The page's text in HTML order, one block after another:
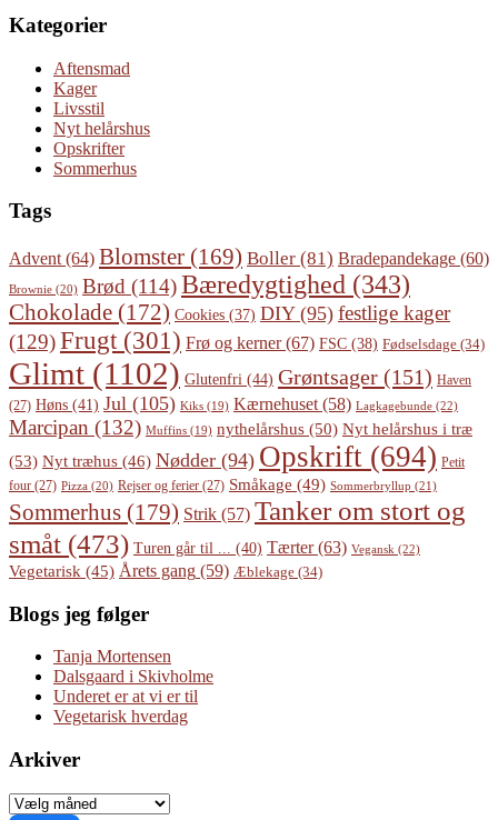
Kategorier
Aftensmad
Kager
Livsstil
Nyt helårshus
Opskrifter
Sommerhus
Tags
Advent (64) Blomster (169) Boller (81) Bradepandekage (60)
Brownie (20) Brød (114)Bæredygtighed (343)
Chokolade (172) Cookies (37) DIY(95) festlige kager
(129)Frugt (301) Frø og kerner(67) FSC (38) Fødselsdage (34)
Glimt (1102) Glutenfri (44) Grøntsager (151) Haven
(27) Høns (41) Jul (105) Kiks (19) Kærnehuset (58) Lagkagebunde (22)
Marcipan (132) Muffins (19) nythelårshus (50) Nyt helårshus i træ
(53) Nyt træhus (46) Nødder (94) Opskrift (694) Petit
four (27) Pizza (20) Rejser og ferier (27) Småkage (49) Sommerbryllup (21)
Sommerhus (179) Strik (57) Tanker om stort og
småt (473) Turen går til ... (40) Tærter(63) Vegansk (22)
Vegetarisk (45) Årets gang (59) Æblekage (34)
Blogs jeg følger
Tanja Mortensen
Dalsgaard i Skivholme
Underet er at vi er til
Vegetarisk hverdag
Arkiver
Arkiver